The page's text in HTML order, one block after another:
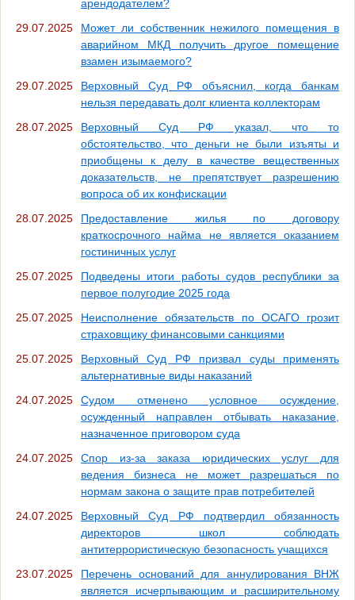
арендодателем?
29.07.2025
Может ли собственник нежилого помещения в
аварийном МКД получить другое помещение
взамен изымаемого?
29.07.2025
Верховный Суд РФ объяснил, когда банкам
нельзя передавать долг клиента коллекторам
28.07.2025
Верховный Суд РФ указал, что то
обстоятельство, что деньги не были изъяты и
приобщены к делу в качестве вещественных
доказательств, не препятствует разрешению
вопроса об их конфискации
28.07.2025
Предоставление жилья по договору
краткосрочного найма не является оказанием
гостиничных услуг
25.07.2025
Подведены итоги работы судов республики за
первое полугодие 2025 года
25.07.2025
Неисполнение обязательств по ОСАГО грозит
страховщику финансовыми санкциями
25.07.2025
Верховный Суд РФ призвал суды применять
альтернативные виды наказаний
24.07.2025
Судом отменено условное осуждение,
осужденный направлен отбывать наказание,
назначенное приговором суда
24.07.2025
Спор из-за заказа юридических услуг для
ведения бизнеса не может разрешаться по
нормам закона о защите прав потребителей
24.07.2025
Верховный Суд РФ подтвердил обязанность
директоров школ соблюдать
антитеррористическую безопасность учащихся
23.07.2025
Перечень оснований для аннулирования ВНЖ
является исчерпывающим и расширительному